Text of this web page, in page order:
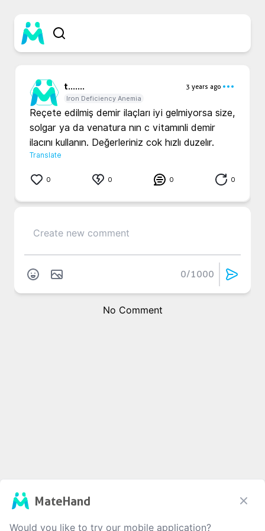
t.......
3 years ago
Iron Deficiency Anemia
Reçete edilmiş demir ilaçları iyi gelmiyorsa size,
solgar ya da venatura nın c vitamınli demir
ilacını kullanın. Değerleriniz cok hızlı duzelır.
Translate
0 0 0 0
0/1000
No Comment
MateHand
Would you like to try our mobile application?